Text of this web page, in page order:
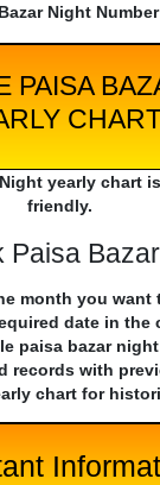
Night
PAISA
yearly chart
friendly.
Paisa
month you want
date in the
paisa bazar
records with
chart for